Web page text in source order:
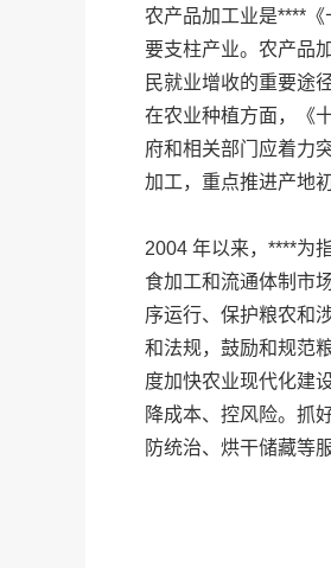
农产品加工业是****
要支柱产业。农产品
民就业增收的重要途
在农业种植方面，《
府和相关部门应着力
加工，重点推进产地
2004 年以来，****为
食加工和流通体制市
序运行、保护粮农和
和法规，鼓励和规范
度加快农业现代化建
降成本、控风险。抓
防统治、烘干储藏等